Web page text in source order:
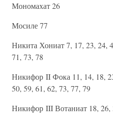
Мономахат 26
Мосиле 77
Никита Хониат 7, 17, 23, 24,
71, 73, 78
Никифор II Фока 11, 14, 18,
50, 59, 61, 62, 73, 77, 79
Никифор III Вотаниат 18, 26,